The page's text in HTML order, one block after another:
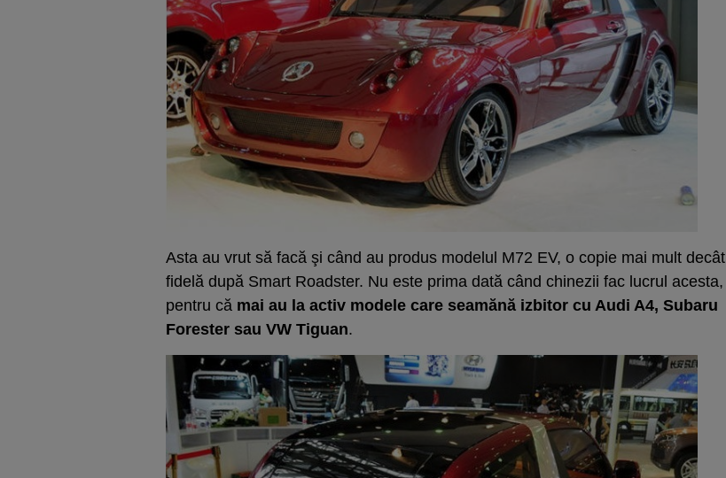
Asta au vrut să facă şi când au produs modelul M72 EV, o copie mai mult decât
fidelă după Smart Roadster. Nu este prima dată când chinezii fac lucrul acesta,
pentru că mai au la activ modele care seamănă izbitor cu Audi A4, Subaru
Forester sau VW Tiguan.